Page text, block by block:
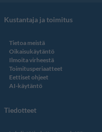
Kustantaja ja toimitus
Tietoa meistä
Oikaisukäytäntö
Ilmoita virheestä
Toimitusperiaatteet
Eettiset ohjeet
AI-käytäntö
Tiedotteet